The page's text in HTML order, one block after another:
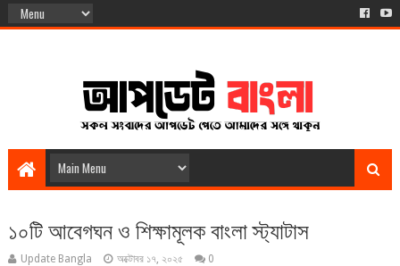
১০টি আবেগঘন ও শিক্ষামূলক বাংলা স্ট্যাটাস
Update Bangla অক্টোবর ১৭, ২০২৫ 0